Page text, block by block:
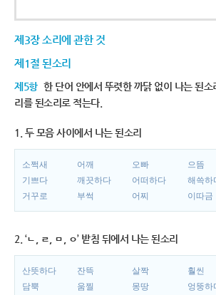
제3장 소리에 관한 것
제1절 된소리
제5항 한 단어 안에서 뚜렷한 까닭 없이 나는 된
리를 된소리로 적는다.
1. 두 모음 사이에서 나는 된소리
소쩍새 어깨 오빠 으뜸
기쁘다
깨끗하다 어떠하다 해쓱하
거꾸로
부썩 어찌 이따금
2. ‘ㄴ, ㄹ, ㅁ, ㅇ’ 받침 뒤에서 나는 된소리
산뜻하다 잔뜩 살짝
훨씬
담뿍
움찔 몽땅 엉뚱하